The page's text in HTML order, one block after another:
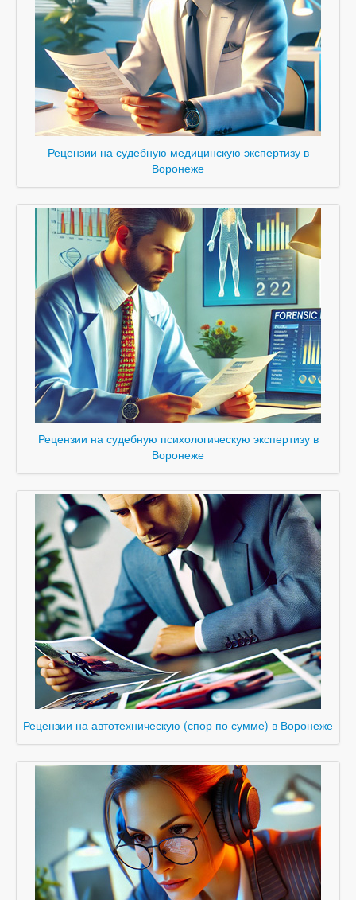
Рецензии на судебную медицинскую экспертизу в
Воронеже
Рецензии на судебную психологическую экспертизу в
Воронеже
Рецензии на автотехническую (спор по сумме) в Воронеже